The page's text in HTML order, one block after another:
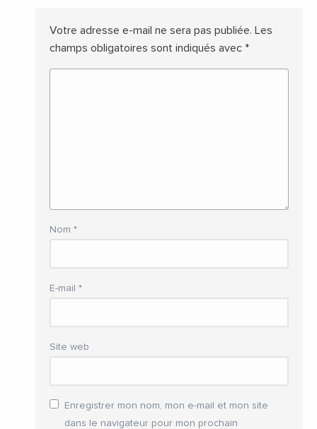
Votre adresse e-mail ne sera pas publiée. Les
champs obligatoires sont indiqués avec *
Nom *
E-mail *
Site web
Enregistrer mon nom, mon e-mail et mon site
dans le navigateur pour mon prochain